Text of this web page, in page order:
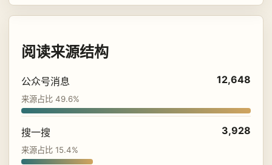
阅读来源结构
公众号消息 12,648
来源占比 49.6%
搜一搜 3,928
来源占比 15.4%